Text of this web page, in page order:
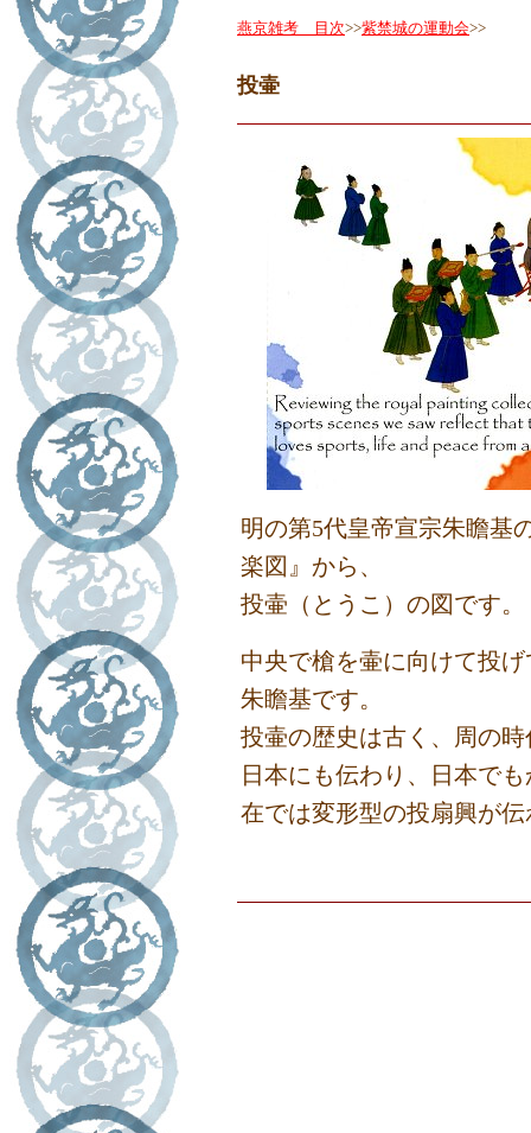
燕京雑考 目次>>紫禁城の運動会>>
投壷
明の第5代皇帝宣宗朱瞻基
楽図』から、
投壷（とうこ）の図です。
中央で槍を壷に向けて投
朱瞻基です。
投壷の歴史は古く、周の
日本にも伝わり、日本で
在では変形型の投扇興が